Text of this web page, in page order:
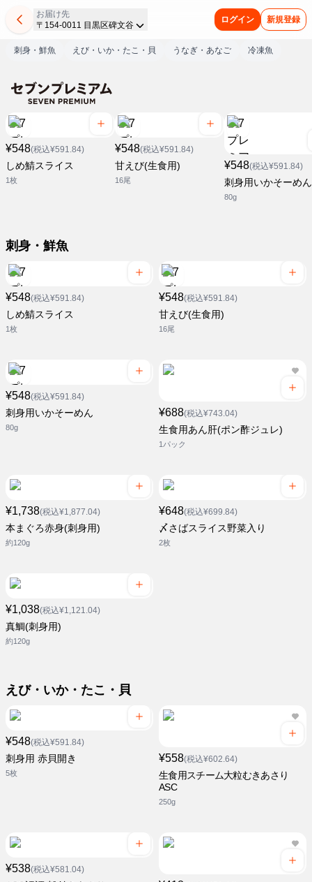
お届け先
〒154-0011 目黒区碑文谷
ログイン 新規登録
刺身・鮮魚 えび・いか・たこ・貝 うなぎ・あなご 冷凍魚
¥548(税込¥591.84)
しめ鯖スライス
1枚
¥548(税込¥591.84)
甘えび(生食用)
16尾
¥548(税込¥591.84)
刺身用いかそーめん
80g
刺身・鮮魚
¥548(税込¥591.84)
しめ鯖スライス
1枚
¥548(税込¥591.84)
甘えび(生食用)
16尾
¥548(税込¥591.84)
刺身用いかそーめん
80g
¥688(税込¥743.04)
生食用あん肝(ポン酢ジュレ)
1パック
¥1,738(税込¥1,877.04)
本まぐろ赤身(刺身用)
約120g
¥648(税込¥699.84)
〆さばスライス野菜入り
2枚
¥1,038(税込¥1,121.04)
真鯛(刺身用)
約120g
えび・いか・たこ・貝
¥548(税込¥591.84)
刺身用 赤貝開き
5枚
¥558(税込¥602.64)
生食用スチーム大粒むきあさり
ASC
250g
¥538(税込¥581.04)